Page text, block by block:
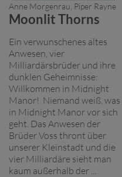
Anne Morgenrau, Piper Rayne
Moonlit Thorns
Ein verwunschenes altes
Anwesen, vier
Milliardärsbrüder und ihre
dunklen Geheimnisse:
Willkommen in Midnight
Manor! Niemand weiß, was
in Midnight Manor vor sich
geht. Das Anwesen der
Brüder Voss thront über
unserer Kleinstadt und die
vier Milliardäre sieht man
kaum außerhalb der ...